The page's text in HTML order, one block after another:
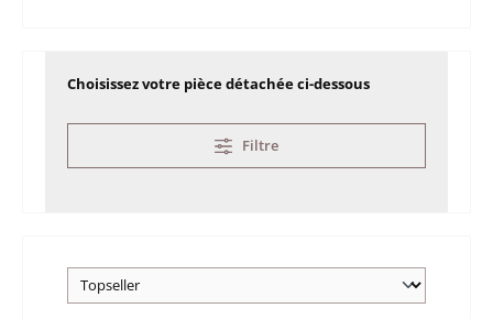
Choisissez votre pièce détachée ci-dessous
Filtre